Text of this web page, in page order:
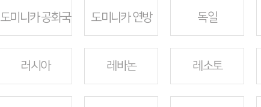
도미니카 공화국 도미니카 연방 독일
러시아 레바논 레소토